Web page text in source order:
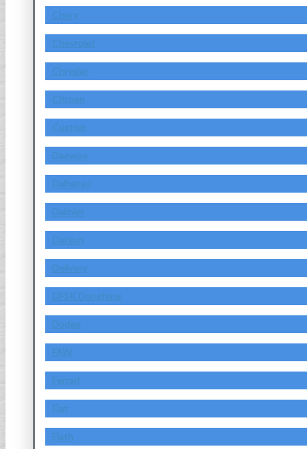
Chery
Chevrolet
Chrysler
Citroen
Custom
Daewoo
Daihatsu
Daimler
Datsun
Delivery
DFSK Dongfeng
Dodge
FAW
Ferrari
Fiat
Fiath